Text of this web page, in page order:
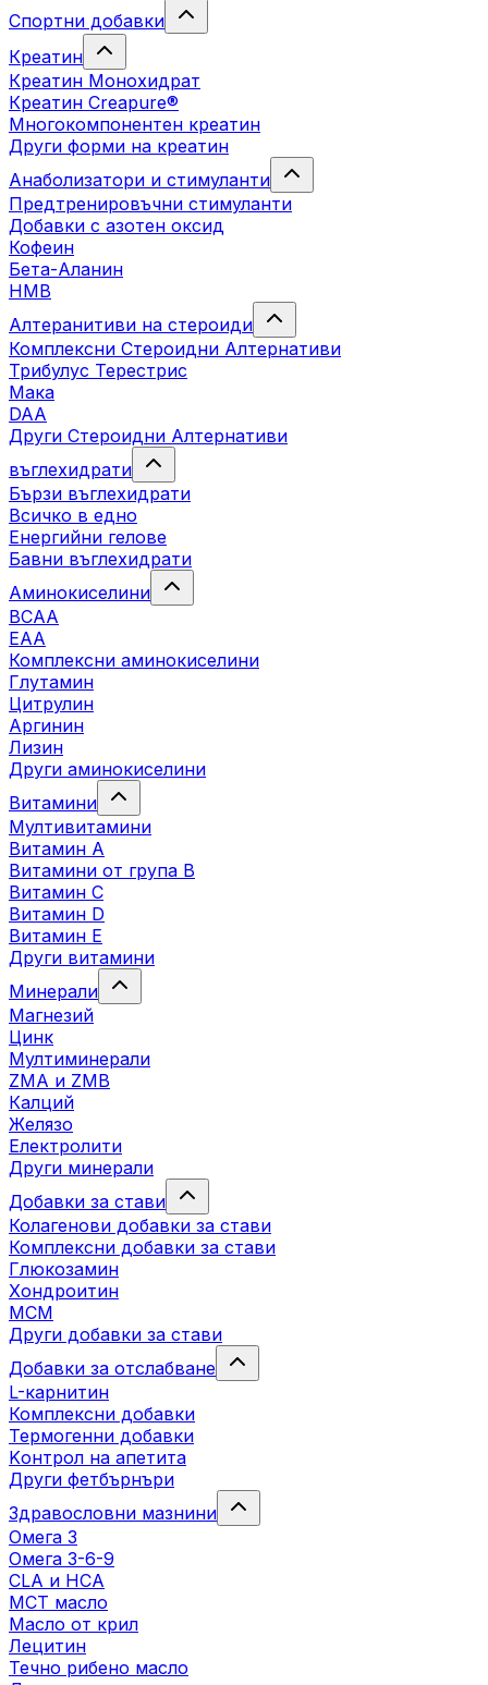
Спортни добавки
Креатин
Креатин Монохидрат
Креатин Creapure®
Многокомпонентен креатин
Други форми на креатин
Анаболизатори и стимуланти
Предтренировъчни стимуланти
Добавки с азотен оксид
Кофеин
Бета-Аланин
HMB
Алтеранитиви на стероиди
Комплексни Стероидни Алтернативи
Трибулус Терестрис
Maка
DAA
Други Стероидни Алтернативи
въглехидрати
Бързи въглехидрати
Всичко в едно
Енергийни гелове
Бавни въглехидрати
Аминокиселини
BCAA
EAA
Комплексни аминокиселини
Глутамин
Цитрулин
Аргинин
Лизин
Други аминокиселини
Витамини
Мултивитамини
Витамин А
Витамини от група B
Витамин C
Витамин D
Витамин E
Други витамини
Минерали
Магнезий
Цинк
Мултиминерали
ZMA и ZMB
Калций
Желязо
Електролити
Други минерали
Добавки за стави
Колагенови добавки за стави
Комплексни добавки за стави
Глюкозамин
Хондроитин
МСМ
Други добавки за стави
Добавки за отслабване
L-карнитин
Комплексни добавки
Термогенни добавки
Kонтрол на апетита
Други фетбърнъри
Здравословни мазнини
Омега 3
Омега 3-6-9
CLA и HCA
МСТ масло
Масло от крил
Лецитин
Течно рибено масло